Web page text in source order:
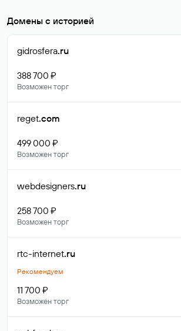
Домены с историей
gidrosfera.ru
388 700 ₽
Возможен торг
reget.com
499 000 ₽
Возможен торг
webdesigners.ru
258 700 ₽
Возможен торг
rtc-internet.ru
Рекомендуем
11 700 ₽
Возможен торг